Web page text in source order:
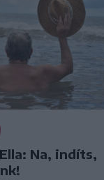
Na, indíts,